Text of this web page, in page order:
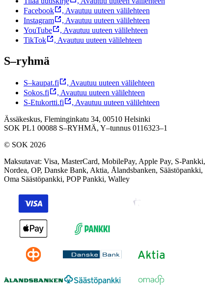
Facebook
, Avautuu uuteen välilehteen
Instagram
, Avautuu uuteen välilehteen
YouTube
, Avautuu uuteen välilehteen
TikTok
, Avautuu uuteen välilehteen
S–ryhmä
S–kaupat.fi , Avautuu uuteen välilehteen
Sokos.fi
, Avautuu uuteen välilehteen
S-Etukortti.fi
, Avautuu uuteen välilehteen
Ässäkeskus, Fleminginkatu 34, 00510 Helsinki
SOK PL1 00088 S–RYHMÄ, Y–tunnus 0116323–1
© SOK 2026
Maksutavat: Visa, MasterCard, MobilePay, Apple Pay, S-Pankki,
Nordea, OP, Danske Bank, Aktia, Ålandsbanken, Säästöpankki,
Oma Säästöpankki, POP Pankki, Walley